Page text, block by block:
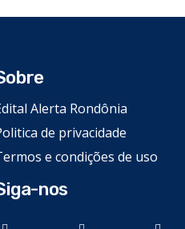
Alerta Rondônia
de privacidade
e condições de uso
nos